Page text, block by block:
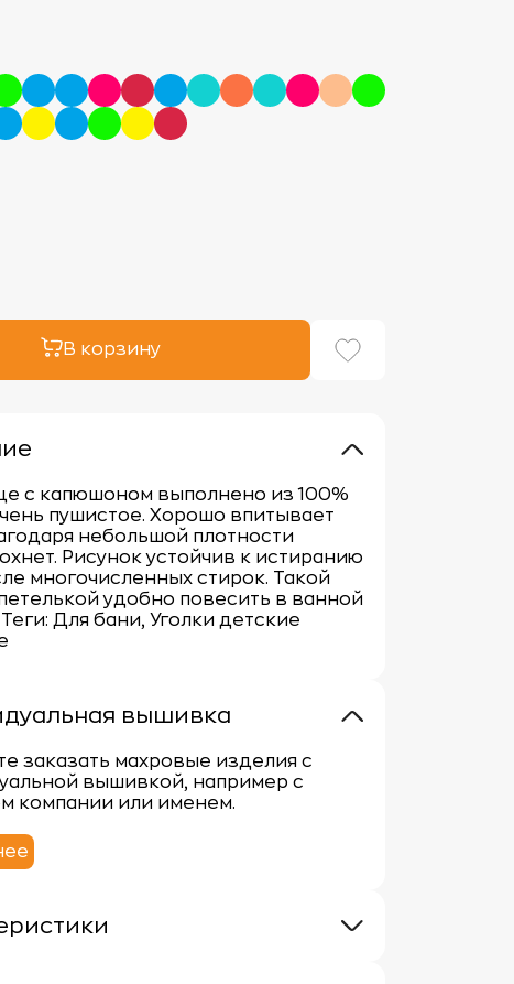
В корзину
с капюшоном выполнено из 100%
пушистое. Хорошо впитывает
небольшой плотности
Рисунок устойчив к истиранию
многочисленных стирок. Такой
удобно повесить в ванной
Для бани, Уголки детские
вышивка
заказать махровые изделия с
вышивкой, например с
компании или именем.